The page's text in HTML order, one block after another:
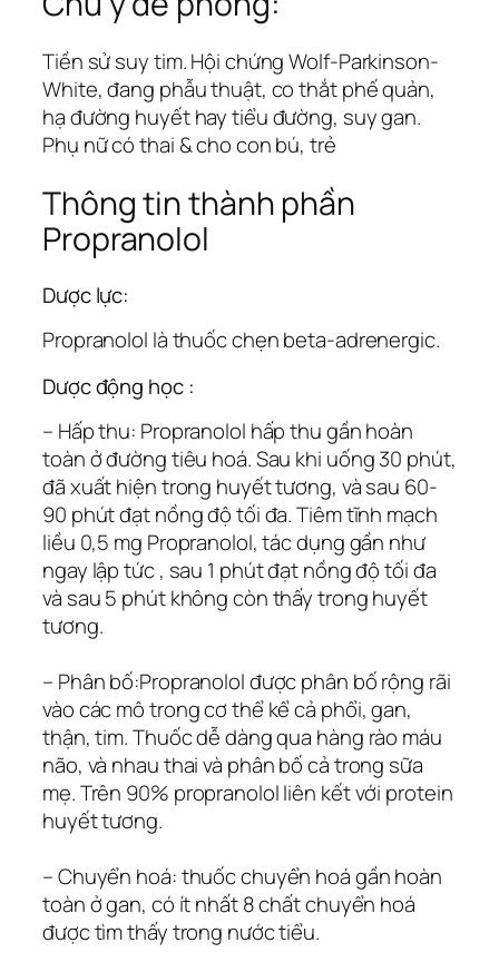
Tiền sử suy tim. Hội chứng Wolf-Parkinson-
White, đang phẫu thuật, co thắt phế quản,
hạ đường huyết hay tiểu đường, suy gan.
Phụ nữ có thai & cho con bú, trẻ
Thông tin thành phần
Propranolol
Dược lực:
Propranolol là thuốc chẹn beta-adrenergic.
Dược động học :
– Hấp thu: Propranolol hấp thu gần hoàn
toàn ở đường tiêu hoá. Sau khi uống 30 phút,
đã xuất hiện trong huyết tương, và sau 60-
90 phút đạt nồng độ tối đa. Tiêm tĩnh mạch
liều 0,5 mg Propranolol, tác dụng gần như
ngay lập tức , sau 1 phút đạt nồng độ tối đa
và sau 5 phút không còn thấy trong huyết
tương.
– Phân bố:Propranolol được phân bố rộng rãi
vào các mô trong cơ thể kể cả phổi, gan,
thận, tim. Thuốc dễ dàng qua hàng rào máu
não, và nhau thai và phân bố cả trong sữa
mẹ. Trên 90% propranolol liên kết với protein
huyết tương.
– Chuyển hoá: thuốc chuyển hoá gần hoàn
toàn ở gan, có ít nhất 8 chất chuyển hoá
được tìm thấy trong nước tiểu.